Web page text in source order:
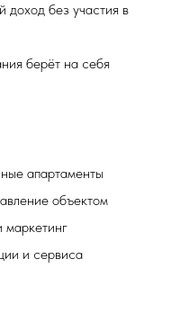
доход без участия в
берёт на себя
апартаменты
объектом
и сервиса